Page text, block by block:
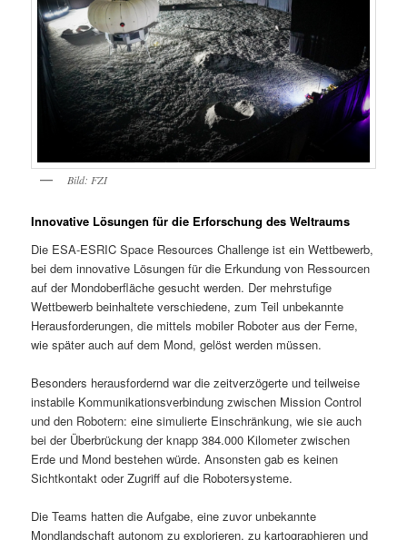
Bild: FZI
Innovative Lösungen für die Erforschung des Weltraums
Die ESA-ESRIC Space Resources Challenge ist ein Wettbewerb,
bei dem innovative Lösungen für die Erkundung von Ressourcen
auf der Mondoberfläche gesucht werden. Der mehrstufige
Wettbewerb beinhaltete verschiedene, zum Teil unbekannte
Herausforderungen, die mittels mobiler Roboter aus der Ferne,
wie später auch auf dem Mond, gelöst werden müssen.
Besonders herausfordernd war die zeitverzögerte und teilweise
instabile Kommunikationsverbindung zwischen Mission Control
und den Robotern: eine simulierte Einschränkung, wie sie auch
bei der Überbrückung der knapp 384.000 Kilometer zwischen
Erde und Mond bestehen würde. Ansonsten gab es keinen
Sichtkontakt oder Zugriff auf die Robotersysteme.
Die Teams hatten die Aufgabe, eine zuvor unbekannte
Mondlandschaft autonom zu explorieren, zu kartographieren und